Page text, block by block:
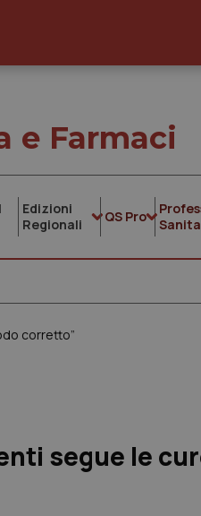
e Farmaci
Edizioni
Regionali
QS Pro
corretto”
segue le